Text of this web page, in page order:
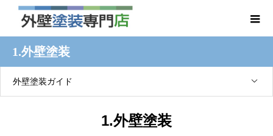
1.外壁塗装
外壁塗装ガイド
1.外壁塗装